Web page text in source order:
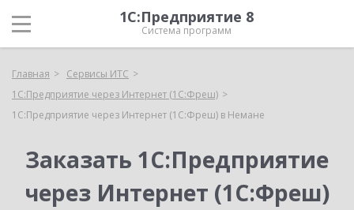
1С:Предприятие 8
Система программ
Главная
Сервисы ИТС
1С:Предприятие через Интернет (1С:Фреш)
1С:Предприятие через Интернет (1С:Фреш) в Немане
Заказать 1С:Предприятие
через Интернет (1С:Фреш)